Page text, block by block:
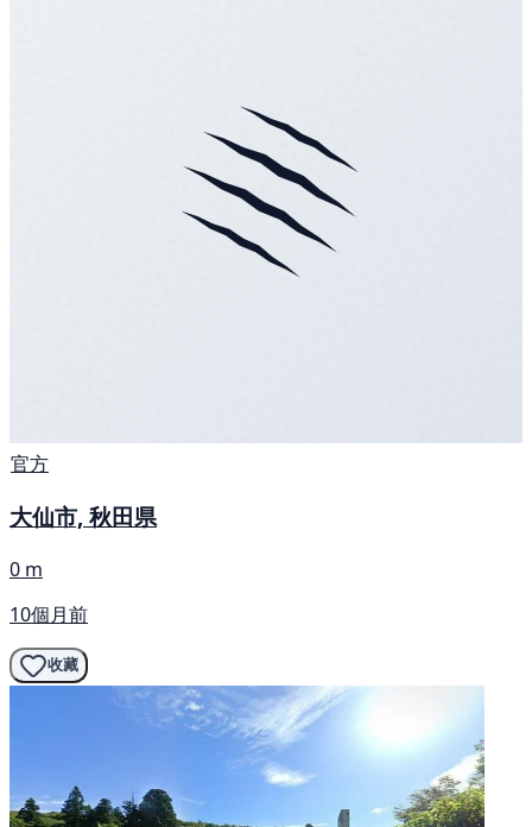
官方
大仙市, 秋田県
0 m
10個月前
收藏